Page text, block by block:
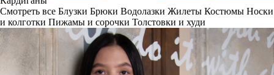
Смотреть все Блузки Брюки Водолазки Жилеты Костюмы Носки
и колготки Пижамы и сорочки Толстовки и худи